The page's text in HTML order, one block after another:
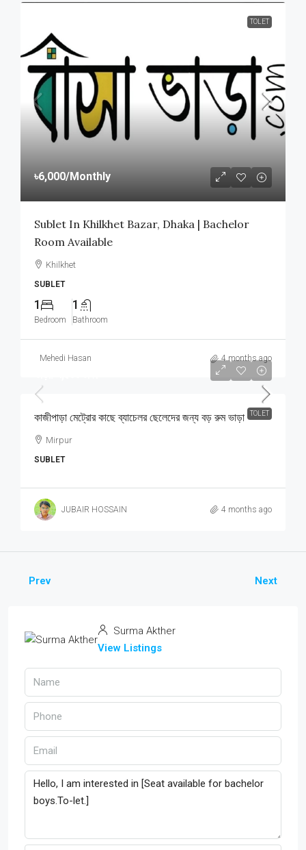
TOLET
৳6,000/Monthly
Sublet In Khilkhet Bazar, Dhaka | Bachelor
Room Available
Khilkhet
SUBLET
1
Bedroom
1
Bathroom
Mehedi Hasan 4 months ago
TOLET
কাজীপাড়া মেট্রোর কাছে ব্যাচেলর ছেলেদের জন্য বড় রুম ভাড়া
Mirpur
SUBLET
JUBAIR HOSSAIN 4 months ago
Prev Next
Surma Akther
View Listings